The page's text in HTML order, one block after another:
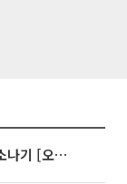
35도 안팎 무더위 이어져…전국 곳곳 소나기 [오늘 날씨]